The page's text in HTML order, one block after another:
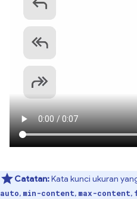
Catatan:Kata kunci ukuran
auto, min-content, max-content,